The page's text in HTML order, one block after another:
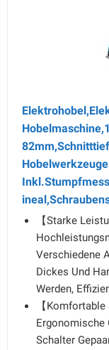
Hobelwerkzeuge
【Starke
Verschiedene
Dickes Und
Werden,
【
Ergonomische
Schalter